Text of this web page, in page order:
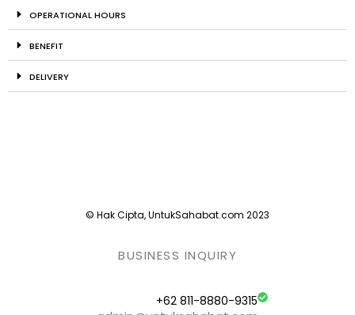
OPERATIONAL HOURS
BENEFIT
DELIVERY
© Hak Cipta, UntukSahabat.com 2023
BUSINESS INQUIRY
+62 811-8880-9315